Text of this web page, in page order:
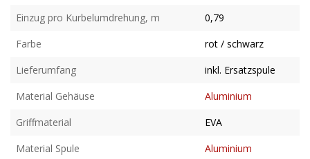
Einzug pro Kurbelumdrehung, m
0,79
Farbe
rot / schwarz
Lieferumfang
inkl. Ersatzspule
Material Gehäuse
Aluminium
Griffmaterial
EVA
Material Spule
Aluminium